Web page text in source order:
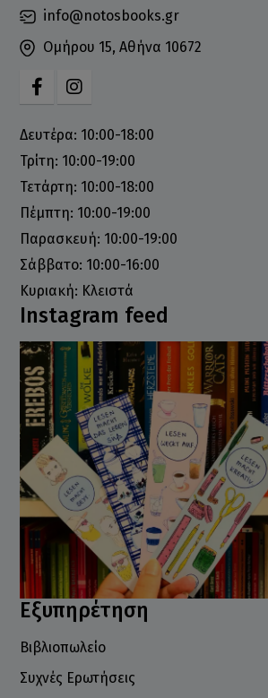
info@notosbooks.gr
Ομήρου 15, Αθήνα 10672
Δευτέρα: 10:00-18:00
Τρίτη: 10:00-19:00
Τετάρτη: 10:00-18:00
Πέμπτη: 10:00-19:00
Παρασκευή: 10:00-19:00
Σάββατο: 10:00-16:00
Κυριακή: Κλειστά
Instagram feed
Εξυπηρέτηση
Βιβλιοπωλείο
Συχνές Ερωτήσεις